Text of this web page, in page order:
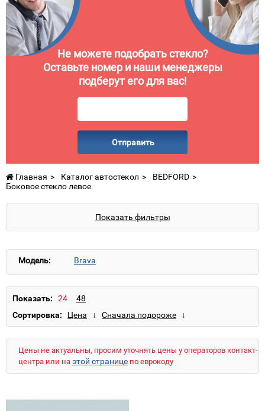
Не можете подобрать стекло?
Оставьте номер и наши менеджеры
подберут его для вас!
Отправить
Главная Каталог автостекол
BEDFORD
Боковое стекло левое
Показать фильтры
Модель: Brava
Показать:
Сортировка:
Цены не актуальны, просим уточнять цены у операторов контакт-
центра или на этой странице по еврокоду